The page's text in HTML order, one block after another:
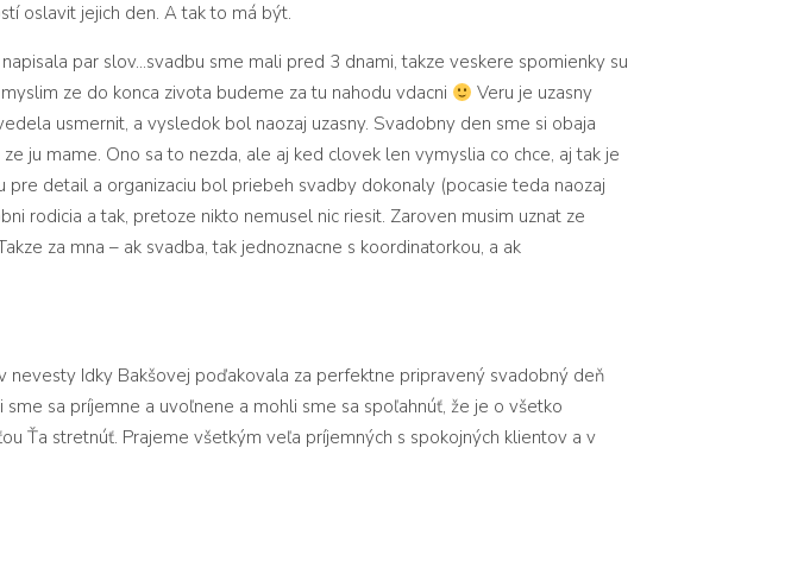
oslavit jejich den. A tak to má být.
napisala par slov…svadbu sme mali pred 3 dnami, takze veskere spomienky su
ze do konca zivota budeme za tu nahodu vdacni
Veru je uzasny
usmernit, a vysledok bol naozaj uzasny. Svadobny den sme si obaja
ju mame. Ono sa to nezda, ale aj ked clovek len vymyslia co chce, aj tak je
detail a organizaciu bol priebeh svadby dokonaly (pocasie teda naozaj
rodicia a tak, pretoze nikto nemusel nic riesit. Zaroven musim uznat ze
za mna – ak svadba, tak jednoznacne s koordinatorkou, a ak
nevesty Idky Bakšovej poďakovala za perfektne pripravený svadobný deň
sa príjemne a uvoľnene a mohli sme sa spoľahnúť, že je o všetko
Ťa stretnúť. Prajeme všetkým veľa príjemných s spokojných klientov a v